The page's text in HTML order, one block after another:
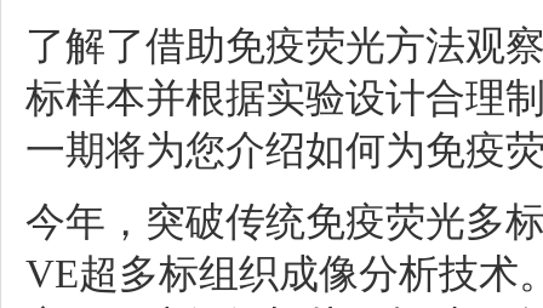
了解了借助免疫荧光方法观
标样本并根据实验设计合理
一期将为您介绍如何为免疫
今年，突破传统免疫荧光多
VE超多标组织成像分析技术